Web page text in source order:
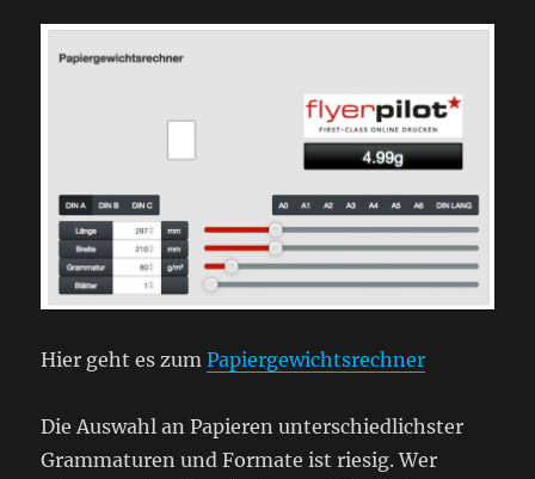
Hier geht es zumPapiergewichtsrechner
Die Auswahl an Papieren unterschiedlichster
Grammaturen und Formate ist riesig. Wer